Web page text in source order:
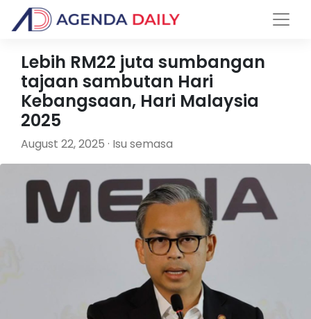
Lebih RM22 juta sumbangan
tajaan sambutan Hari
Kebangsaan, Hari Malaysia
2025
August 22, 2025 · Isu semasa